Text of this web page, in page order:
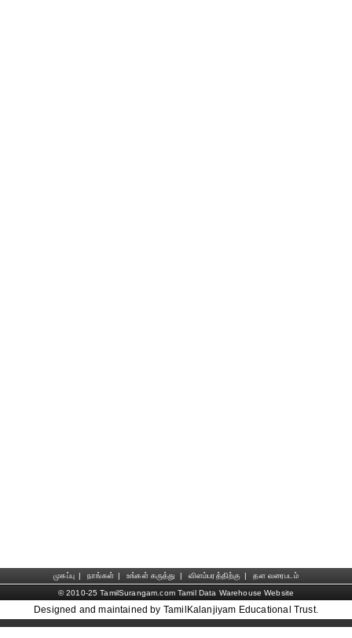
முகப்பு | நாங்கள் | உங்கள் கருத்து | விளம்பரத்திற்கு |
தள வரைபடம்
© 2010-25 TamilSurangam.com Tamil Data Warehouse Website
Designed and maintained by TamilKalanjiyam Educational Trust.